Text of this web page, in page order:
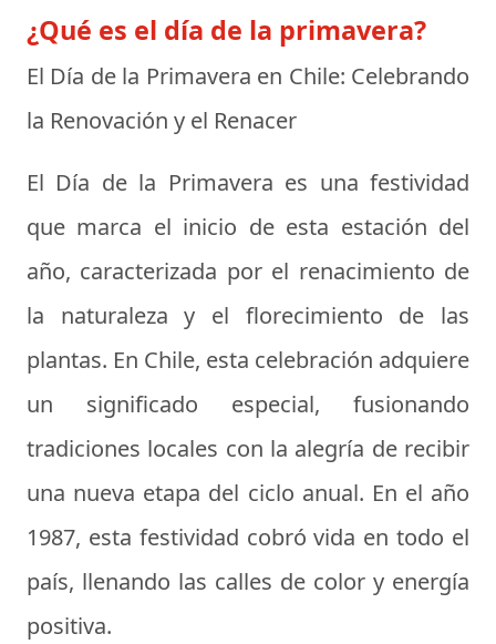
¿Qué es el día de la primavera?
El Día de la Primavera en Chile: Celebrando
la Renovación y el Renacer
El Día de la Primavera es una festividad
que marca el inicio de esta estación del
año, caracterizada por el renacimiento de
la naturaleza y el florecimiento de las
plantas. En Chile, esta celebración adquiere
un significado especial, fusionando
tradiciones locales con la alegría de recibir
una nueva etapa del ciclo anual. En el año
1987, esta festividad cobró vida en todo el
país, llenando las calles de color y energía
positiva.